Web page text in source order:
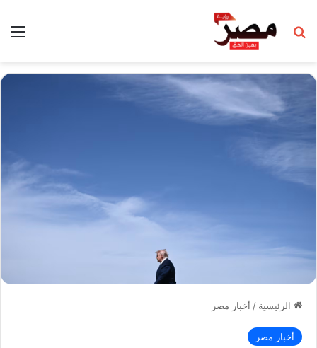
بحث عن
الرئيسية / أخبار مصر
أخبار مصر